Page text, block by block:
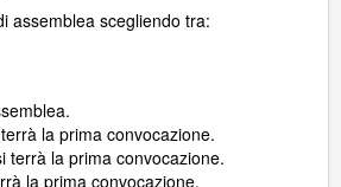
assemblea scegliendo tra:
la prima convocazione.
terrà la prima convocazione.
la prima convocazione.